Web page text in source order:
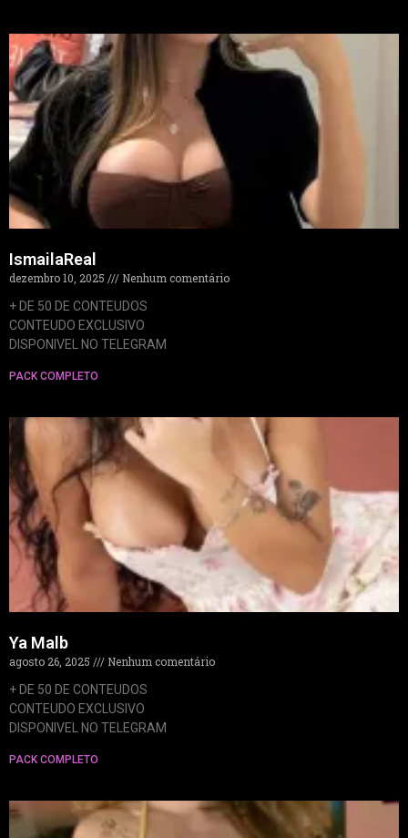
IsmailaReal
dezembro 10, 2025
Nenhum comentário
+ DE 50 DE CONTEUDOS
CONTEUDO EXCLUSIVO
DISPONIVEL NO TELEGRAM
PACK COMPLETO
Ya Malb
agosto 26, 2025
Nenhum comentário
+ DE 50 DE CONTEUDOS
CONTEUDO EXCLUSIVO
DISPONIVEL NO TELEGRAM
PACK COMPLETO